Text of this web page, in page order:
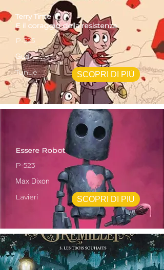
Terry Time
E il coraggio della resistenza
P-525
Gud
Tunuè
SCOPRI DI PIÙ
Essere Robot
P-523
Max Dixon
Lavieri
SCOPRI DI PIÙ